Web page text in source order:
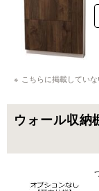
こちらに掲載してい
ウォール収納